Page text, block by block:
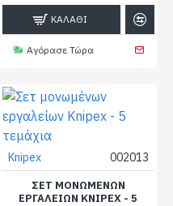
ΚΑΛΆΘΙ
Αγόρασε Τώρα
Knipex 002013
ΣΕΤ ΜΟΝΩΜΈΝΩΝ
ΕΡΓΑΛΕΊΩΝ KNIPEX - 5